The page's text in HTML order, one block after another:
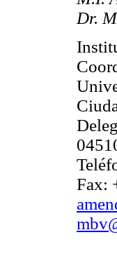
Dr.
Fax: